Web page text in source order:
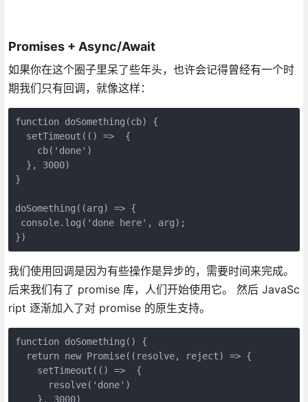
Promises + Async/Await
如果你在这个圈子里呆了些年头，也许会记得曾经有一个时
期我们只有回调，就像这样：
function doSomething(cb) {
  setTimeout(() =>  {
    cb('done')
  }, 3000)
}
doSomething((arg) => {
console.log('done here', arg);
})
我们使用回调是因为有些操作是异步的，需要时间来完成。
后来我们有了 promise 库，人们开始使用它。 然后 JavaSc
ript 逐渐加入了对 promise 的原生支持。
function doSomething() {
  return new Promise((resolve, reject) => {
    setTimeout(() =>  {
      resolve('done')
    }, 3000)